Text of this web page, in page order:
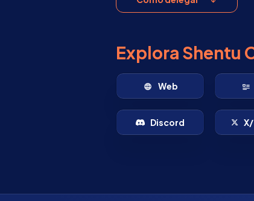
Explora Shentu
Web
Discord